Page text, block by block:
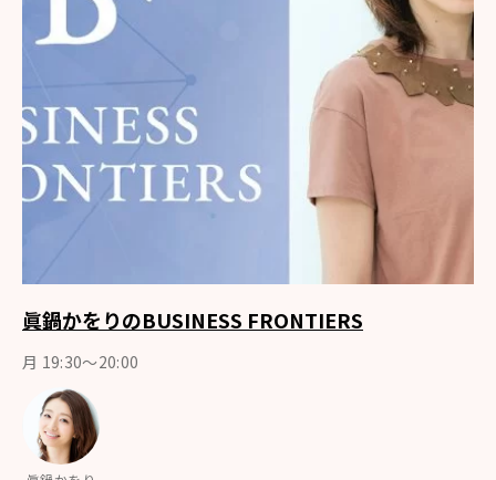
眞鍋かをりのBUSINESS FRONTIERS
月 19:30～20:00